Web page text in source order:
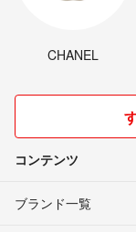
CHANEL
コンテンツ
ブランド一覧